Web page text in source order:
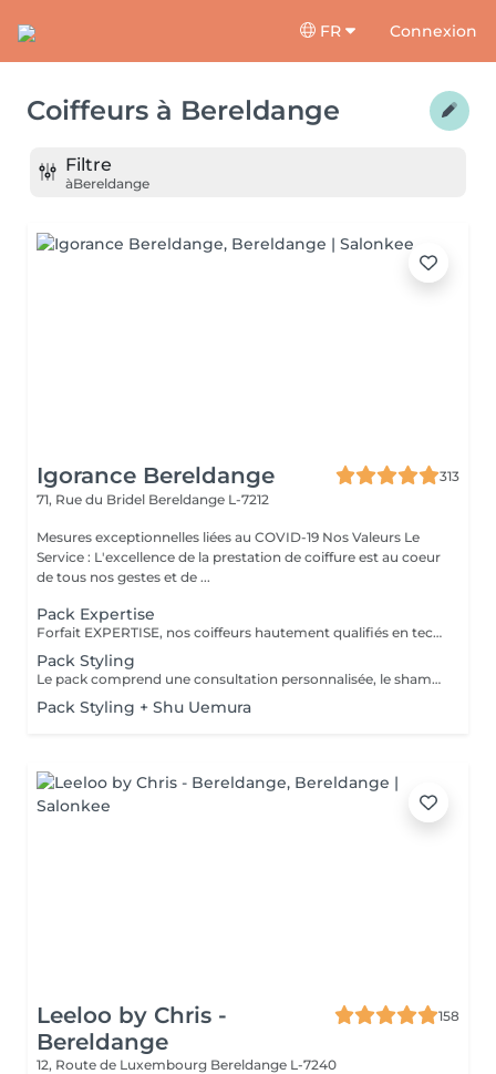
FR Connexion
Coiffeurs à Bereldange
Filtre
àBereldange
Igorance Bereldange
313
71, Rue du Bridel Bereldange L-7212
Mesures exceptionnelles liées au COVID-19 Nos Valeurs Le
Service : L'excellence de la prestation de coiffure est au coeur
de tous nos gestes et de ...
Pack Expertise
Forfait EXPERTISE, nos coiffeurs hautement qualifiés en technique anglo-saxonne, en formation continu et diplômés d’une académie anglaise à Paris. Vous offre une séance d’une heure avec votre coach en suivi beauté. Ce pack inclus : 1 h de prestation Un diagnostique personnalisé Shampoing spécifique Haircare Conditioner spécifique Produit de coiffage Coupe Styling Produit de finition
Pack Styling
Le pack comprend une consultation personnalisée, le shampooing et le conditionneur spécifiques REDKEN , le séchage et les produits de styling REDKEN * Tarifs à titre indicatifs à confirmer après la consultation personnalisée établit auprès de votre coiffeur/stylist/spécialiste * La direction se réserve le droit d’apporter des modifications pour le bon fonctionnement du salon
Pack Styling + Shu Uemura
Leeloo by Chris -
Bereldange
158
12, Route de Luxembourg Bereldange L-7240